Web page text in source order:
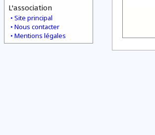
L'association
Site principal
Nous contacter
Mentions légales